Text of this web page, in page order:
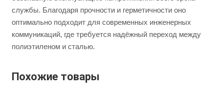
службы. Благодаря прочности и герметичности оно
оптимально подходит для современных инженерных
коммуникаций, где требуется надёжный переход между
полиэтиленом и сталью.
Похожие товары